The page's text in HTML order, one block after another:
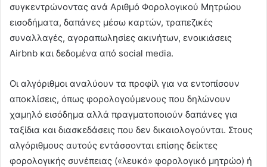
συγκεντρώνοντας ανά Αριθμό Φορολογικού Μητρώου
εισοδήματα, δαπάνες μέσω καρτών, τραπεζικές
συναλλαγές, αγοραπωλησίες ακινήτων, ενοικιάσεις
Airbnb και δεδομένα από social media.
Οι αλγόριθμοι αναλύουν τα προφίλ για να εντοπίσουν
αποκλίσεις, όπως φορολογούμενους που δηλώνουν
χαμηλό εισόδημα αλλά πραγματοποιούν δαπάνες για
ταξίδια και διασκεδάσεις που δεν δικαιολογούνται. Στους
αλγόριθμους αυτούς εντάσσονται επίσης δείκτες
φορολογικής συνέπειας («λευκό» φορολογικό μητρώο) ή